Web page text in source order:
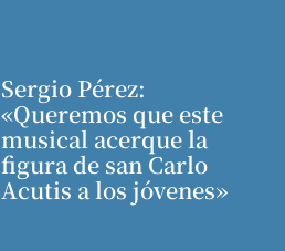
Sergio Pérez:
«Queremos que este
musical acerque la
figura de san Carlo
Acutis a los jóvenes»